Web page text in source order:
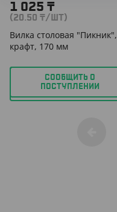
1 025 ₸
(20.50 ₸/ШТ)
Вилка столовая "Пикник",
крафт, 170 мм
СООБЩИТЬ О
ПОСТУПЛЕНИИ